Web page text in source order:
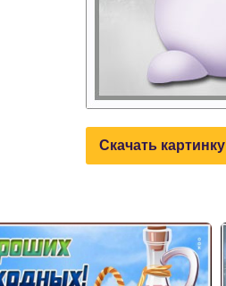
Скачать картинку